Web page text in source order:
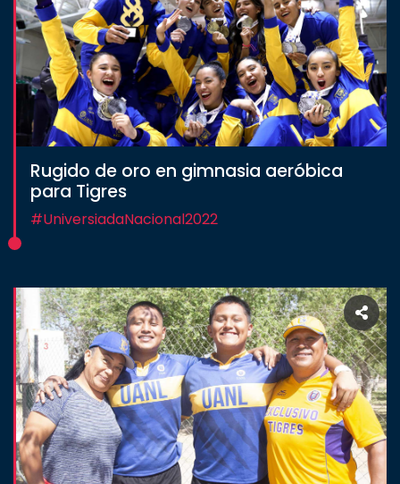
Rugido de oro en gimnasia aeróbica
para Tigres
#UniversiadaNacional2022